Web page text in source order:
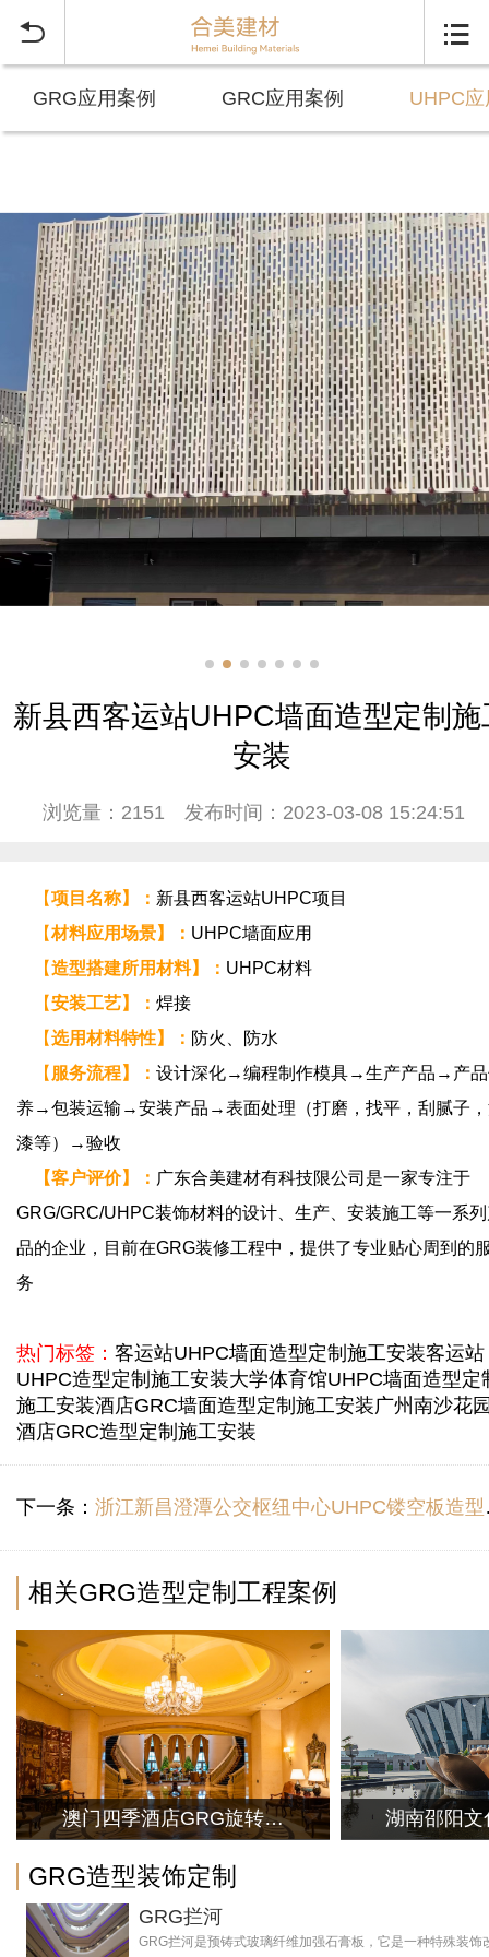
 
GRG应用案例 GRC应用案例 UHPC
新县西客运站UHPC墙面造型定制施
安装
浏览量：2151 发布时间：2023-03-08 15:24:51
【项目名称】： 新县西客运站UHPC项目
【材料应用场景】 ： UHPC墙面应用
【造型搭建所用材料】 ： UHPC材料
【安装工艺】 ： 焊接
【选用材料特性】 ： 防火、防水
【 服务流程】 ： 设计深化→编程制作模具→生产产品→产
养→包装运输→安装产品→表面处理（打磨，找平，刮腻子
漆等）→验收
【客户评价】 ： 广东合美建材有科技限公司是一家专注于
GRG/GRC/UHPC装饰材料的设计、生产、安装施工等一系
品的企业，目前在GRG装修工程中，提供了专业贴心周到的
务
热门标签： 客运站UHPC墙面造型定制施工安装客运站
UHPC造型定制施工安装大学体育馆UHPC墙面造型定
施工安装酒店GRC墙面造型定制施工安装广州南沙花
酒店GRC造型定制施工安装
下一条： 浙江新昌澄潭公交枢纽中心UHPC镂空板造型定制安装
相关GRG造型定制工程案例
澳门四季酒店GRG旋转楼
梯造型装饰工程
湖南邵阳
GRG造型装饰定制
GRG拦河
GRG拦河是预铸式玻璃纤维加强石膏板，它是一种特殊装饰